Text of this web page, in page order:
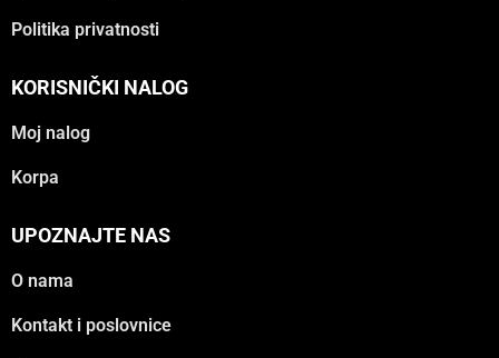
Politika privatnosti
KORISNIČKI NALOG
Moj nalog
Korpa
UPOZNAJTE NAS
O nama
Kontakt i poslovnice